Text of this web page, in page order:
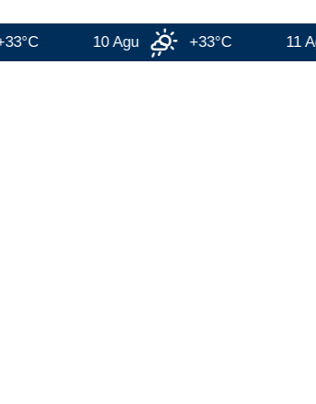
10 Agu +33°C 11 Agu